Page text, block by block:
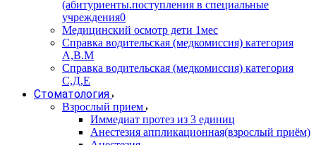
(абитуриенты.поступления в специальные
учреждения0
Медицинский осмотр дети 1мес
Справка водительская (медкомиссия) категория
А,В.М
Справка водительская (медкомиссия) категория
С,Д,Е
Стоматология
Взрослый прием
Иммедиат протез из 3 единиц
Анестезия аппликационная(взрослый приём)